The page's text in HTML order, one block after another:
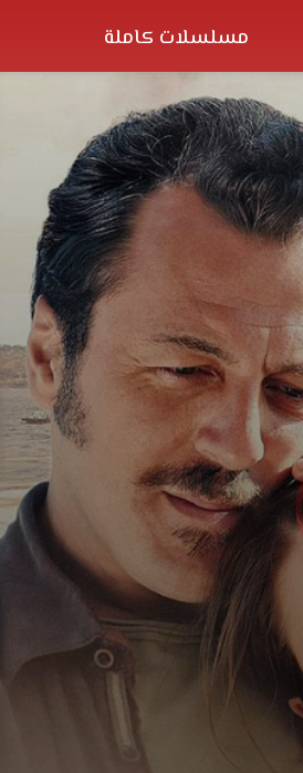
مسلسلات كاملة